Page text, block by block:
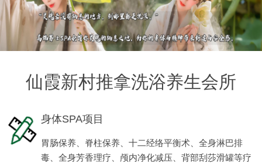
仙霞新村推拿洗浴养生会所
身体SPA项目
胃肠保养、脊柱保养、十二经络平衡术、全身淋巴排
毒、全身芳香理疗、颅内净化减压、背部刮莎滑罐等疗